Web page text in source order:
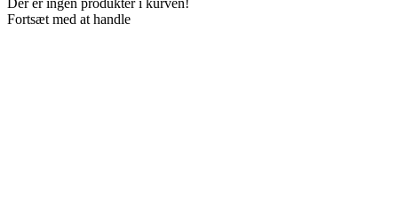
Fortsæt med at handle